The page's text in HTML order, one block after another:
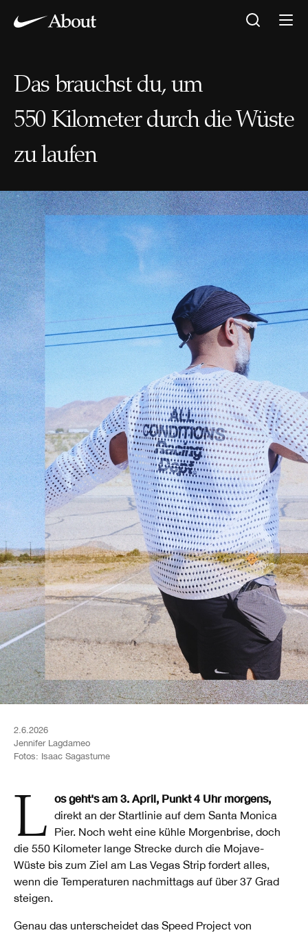
Das brauchst du, um
550 Kilometer durch die Wüste
zu laufen
2.6.2026
Jennifer Lagdameo
Fotos: Isaac Sagastume
Los geht's am 3. April, Punkt 4 Uhr morgens,
direkt an der Startlinie auf dem Santa Monica
Pier. Noch weht eine kühle Morgenbrise, doch
die 550 Kilometer lange Strecke durch die Mojave-
Wüste bis zum Ziel am Las Vegas Strip fordert alles,
wenn die Temperaturen nachmittags auf über 37 Grad
steigen.
Genau das unterscheidet das Speed Project von